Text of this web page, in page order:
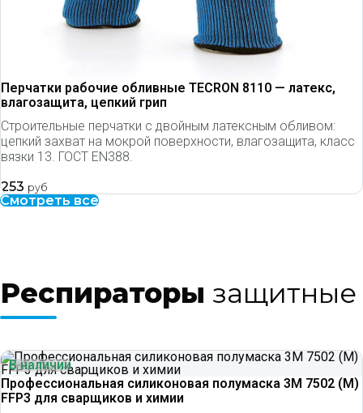
Перчатки рабочие обливные TECRON 8110 — латекс,
влагозащита, цепкий грип
Строительные перчатки с двойным латексным обливом:
цепкий захват на мокрой поверхности, влагозащита, класс
вязки 13. ГОСТ EN388.
253 руб
Смотреть все
Респираторы защитные
В наличии
Профессиональная силиконовая полумаска 3M 7502 (M)
FFP3 для сварщиков и химии